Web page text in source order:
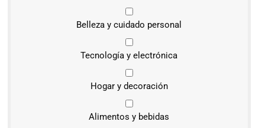
Belleza y cuidado personal
Tecnología y electrónica
Hogar y decoración
Alimentos y bebidas